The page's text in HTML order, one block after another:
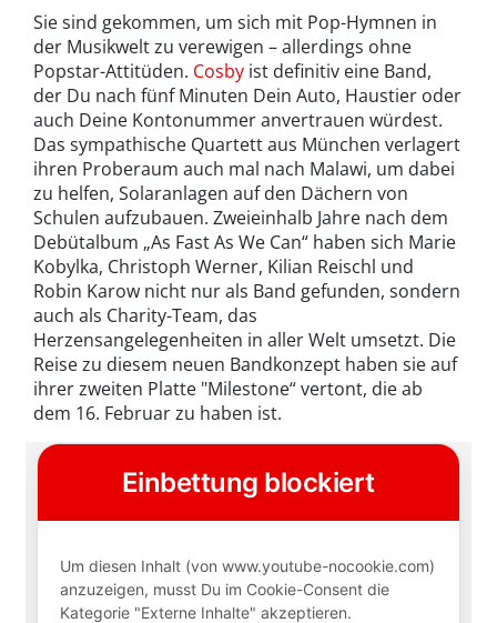
Sie sind gekommen, um sich mit Pop-Hymnen in
der Musikwelt zu verewigen – allerdings ohne
Popstar-Attitüden. Cosby ist definitiv eine Band,
der Du nach fünf Minuten Dein Auto, Haustier oder
auch Deine Kontonummer anvertrauen würdest.
Das sympathische Quartett aus München verlagert
ihren Proberaum auch mal nach Malawi, um dabei
zu helfen, Solaranlagen auf den Dächern von
Schulen aufzubauen. Zweieinhalb Jahre nach dem
Debütalbum „As Fast As We Can“ haben sich Marie
Kobylka, Christoph Werner, Kilian Reischl und
Robin Karow nicht nur als Band gefunden, sondern
auch als Charity-Team, das
Herzensangelegenheiten in aller Welt umsetzt. Die
Reise zu diesem neuen Bandkonzept haben sie auf
ihrer zweiten Platte "Milestone“ vertont, die ab
dem 16. Februar zu haben ist.